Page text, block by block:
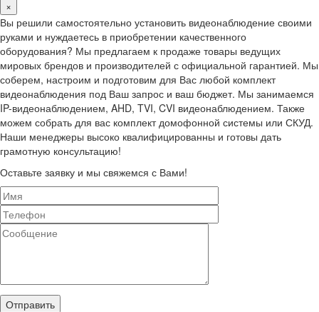
×
Вы решили самостоятельно установить видеонаблюдение своими
руками и нуждаетесь в приобретении качественного
оборудования? Мы предлагаем к продаже товары ведущих
мировых брендов и производителей с официальной гарантией. Мы
соберем, настроим и подготовим для Вас любой комплект
видеонаблюдения под Ваш запрос и ваш бюджет. Мы занимаемся
IP-видеонаблюдением, AHD, TVI, CVI видеонаблюдением. Также
можем собрать для вас комплект домофонной системы или СКУД.
Наши менеджеры высоко квалифицированны и готовы дать
грамотную консультацию!
Оставьте заявку и мы свяжемся с Вами!